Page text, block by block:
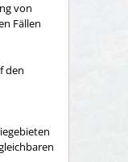
von
Fällen
den